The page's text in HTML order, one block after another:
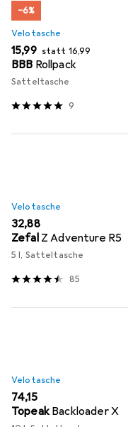
−6%
Velotasche
EUR
15,99 statt EUR
16,99
BBB Rollpack
Satteltasche
9
Velotasche
EUR
32,88
Zefal Z Adventure R5
5 l, Satteltasche
85
Velotasche
EUR
74,15
Topeak Backloader X